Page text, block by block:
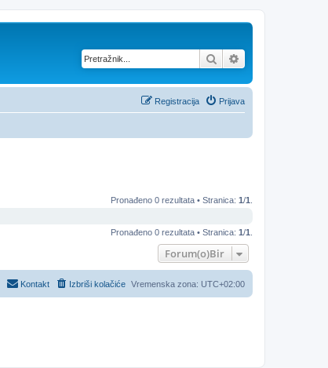
Pretražnik
Prijava
Registracija
Pronađeno 0 rezultata • Stranica: 1/1
Pronađeno 0 rezultata • Stranica: 1/1
Forum(o)Bir
Vremenska zona: UTC+02:00
Izbriši kolačiće
Kontakt